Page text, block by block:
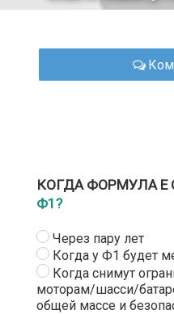
КОГДА ФОРМУЛА Е
Ф1?
Через пару лет
Когда у Ф1 будет
Когда снимут
моторам/шасси/
общей массе и